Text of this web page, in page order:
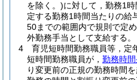
を除く。)に対して，勤務1時
定する勤務1時間当たりの給
50までの範囲内で規則で定
外勤務手当として支給する。
4
育児短時間勤務職員等，定
短時間勤務職員が， 勤務時
り変更前の正規の勤務時間